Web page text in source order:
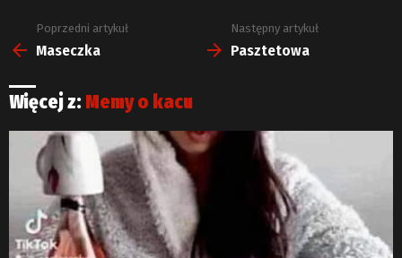
Zobacz
więcej
Poprzedni artykuł
Maseczka
Następny artykuł
Pasztetowa
Więcej z: Memy o kacu